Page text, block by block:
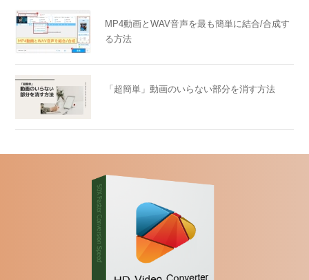
MP4動画とWAV音声を最も簡単に結合/合成す
る方法
「超簡単」動画のいらない部分を消す方法